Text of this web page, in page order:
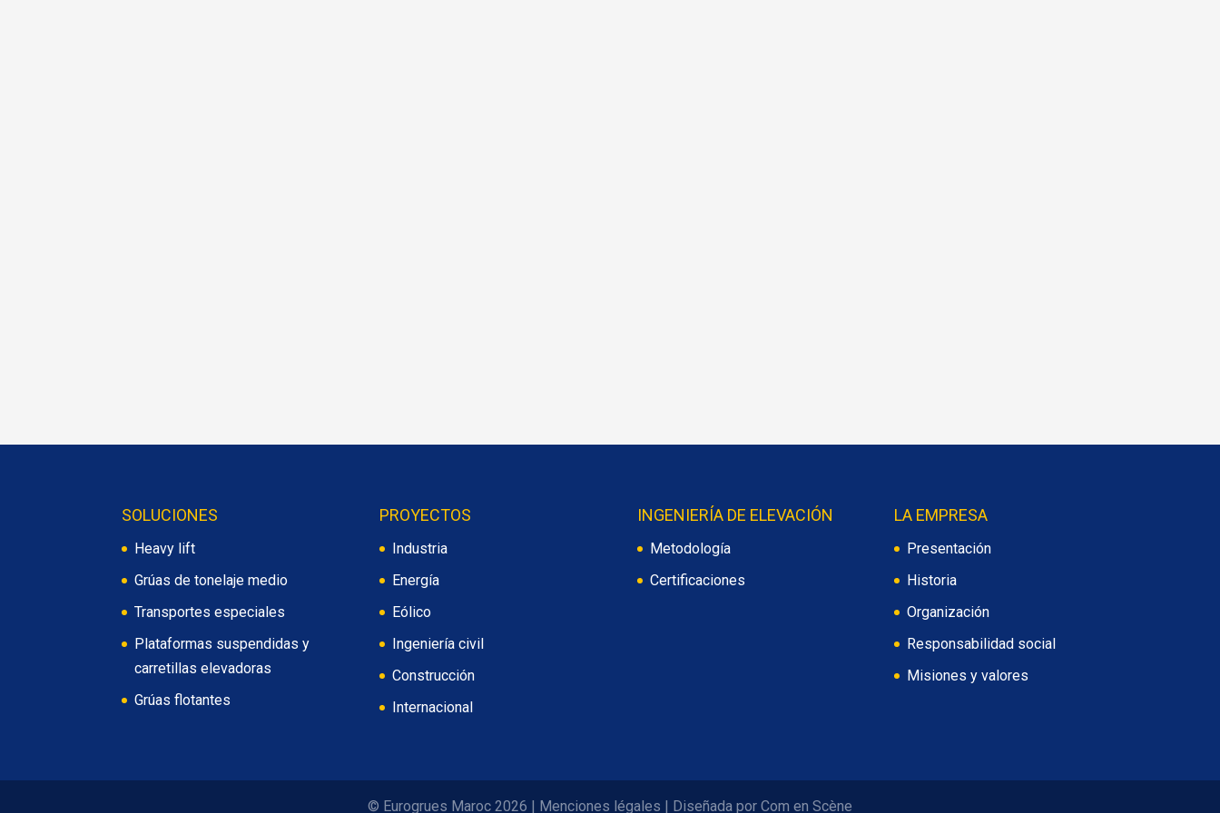
SOLUCIONES
Heavy lift
Grúas de tonelaje medio
Transportes especiales
Plataformas suspendidas y
carretillas elevadoras
Grúas flotantes
PROYECTOS
Industria
Energía
Eólico
Ingeniería civil
Construcción
Internacional
INGENIERÍA DE ELEVACIÓN
Metodología
Certificaciones
LA EMPRESA
Presentación
Historia
Organización
Responsabilidad social
Misiones y valores
© Eurogrues Maroc 2026 Menciones légales Diseñada por Com en Scène